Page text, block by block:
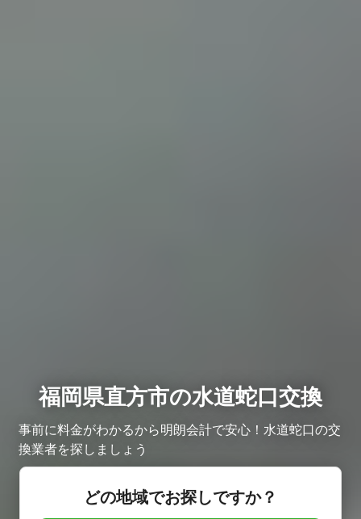
福岡県直方市の水道蛇口交換
事前に料金がわかるから明朗会計で安心！水道蛇口の交
換業者を探しましょう
どの地域でお探しですか？